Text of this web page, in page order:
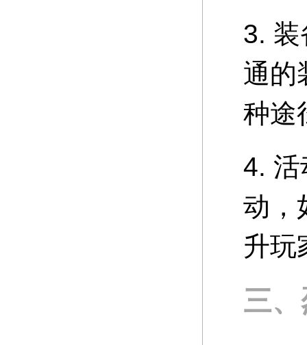
3. 装
通的
种途
4. 活
动，
升玩
三